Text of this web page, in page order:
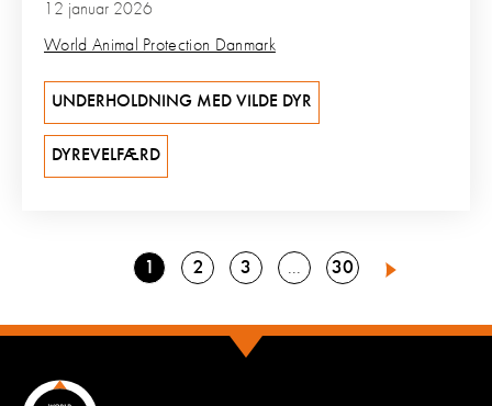
12 januar 2026
World Animal Protection Danmark
UNDERHOLDNING MED VILDE DYR
DYREVELFÆRD
Next
Go
to
1
Go
to
2
Go
to
3
Go
4
Go
to
30